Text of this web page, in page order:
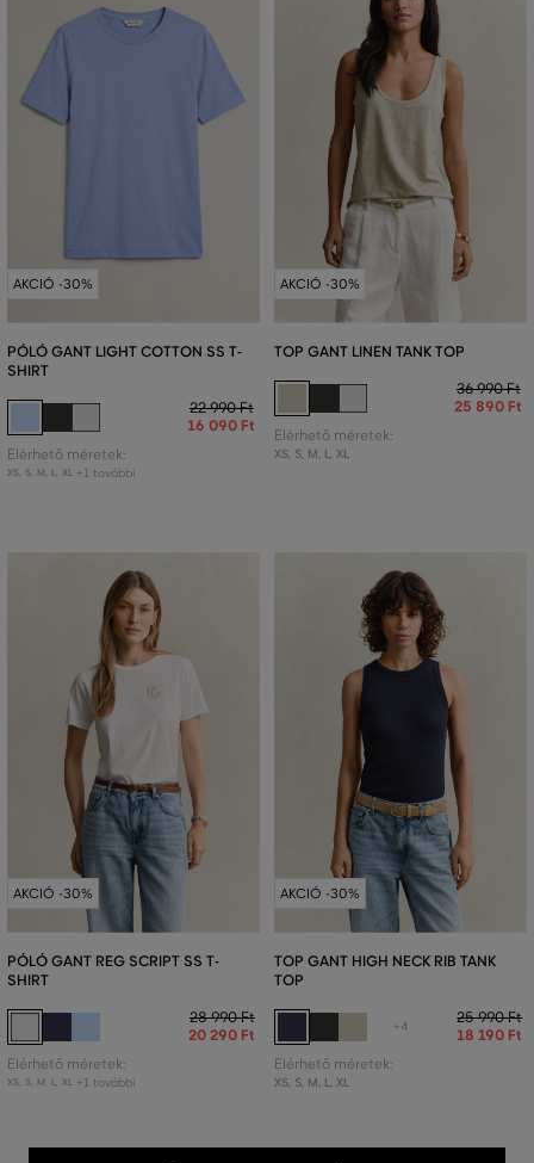
AKCIÓ -30%
PÓLÓ GANT LIGHT COTTON SS T-
SHIRT
22 990 Ft
16 090 Ft
Elérhető méretek:
XS, S, M L, XL +1 további
AKCIÓ -30%
TOP GANT LINEN TANK TOP
36 990 Ft
25 890 Ft
Elérhető méretek:
XS, S, M L XL
AKCIÓ -30%
PÓLÓ GANT REG SCRIPT SS T-
SHIRT
28 990 Ft
20 290 Ft
Elérhető méretek:
XS, S, M L, XL +1 további
AKCIÓ -30%
TOP GANT HIGH NECK RIB TANK
TOP
+4
25 990 Ft
18 190 Ft
Elérhető méretek:
XS, S, M, L, XL